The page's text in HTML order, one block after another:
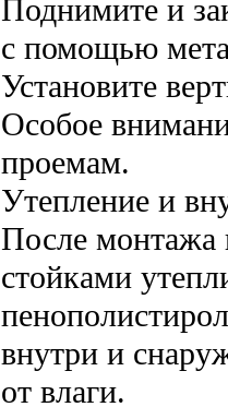
Поднимите и
с помощью
Установите
Особое
проемам.
Утепление и
После монтажа
стойками
внутри и
от влаги.